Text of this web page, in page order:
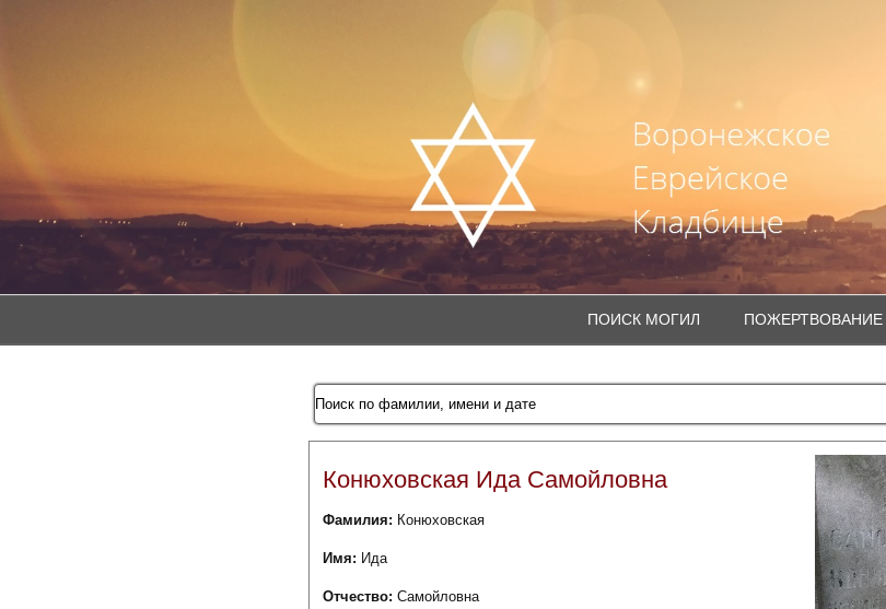
ПОИСК МОГИЛ ПОЖЕРТВОВАНИЕ
Конюховская Ида Самойловна
Фамилия: Конюховская
Имя: Ида
Отчество: Самойловна